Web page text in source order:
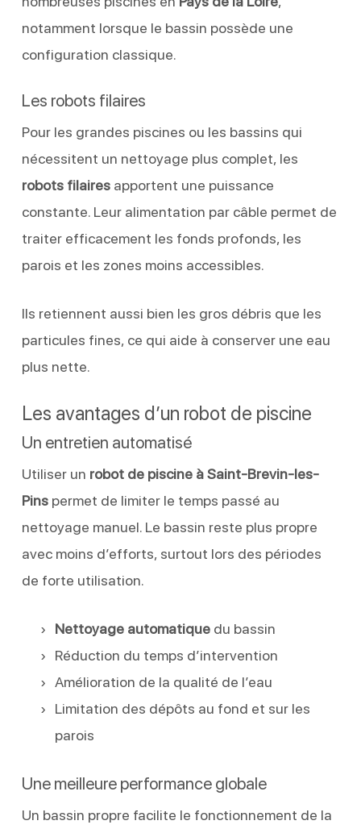
notamment lorsque le bassin possède une
configuration classique.
Les robots filaires
Pour les grandes piscines ou les bassins qui
nécessitent un nettoyage plus complet, les
robots filairesapportent une puissance
constante. Leur alimentation par câble permet de
traiter efficacement les fonds profonds, les
parois et les zones moins accessibles.
Ils retiennent aussi bien les gros débris que les
particules fines, ce qui aide à conserver une eau
plus nette.
Les avantages d’un robot de piscine
Un entretien automatisé
Utiliser un robot de piscine à Saint-Brevin-les-
Pinspermet de limiter le temps passé au
nettoyage manuel. Le bassin reste plus propre
avec moins d’efforts, surtout lors des périodes
de forte utilisation.
Nettoyage automatiquedu bassin
Réduction du temps d’intervention
Amélioration de la qualité de l’eau
Limitation des dépôts au fond et sur les
parois
Une meilleure performance globale
Un bassin propre facilite le fonctionnement de la